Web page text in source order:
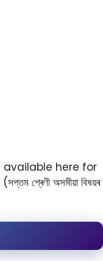
available here for
অসমীয়া বিষয়ৰ